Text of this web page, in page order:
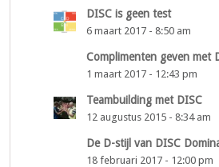
DISC is geen test
6 maart 2017 - 8:50 am
Complimenten geven met
1 maart 2017 - 12:43 pm
Teambuilding met DISC
12 augustus 2015 - 8:34 am
De D-stijl van DISC
18 februari 2017 - 12:00 pm